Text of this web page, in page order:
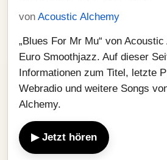
von Acoustic Alchemy
„Blues For Mr Mu“ von
Euro Smoothjazz. Auf dieser
Informationen zum Titel, letzte
Webradio und weitere Songs
Alchemy.
▶ Jetzt hören